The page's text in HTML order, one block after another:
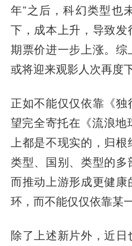
年”之后，科幻类型也
下，成本上升，导致
期票价进一步上涨。
或将迎来观影人次再度下
正如不能仅仅依靠《
望完全寄托在《流浪地
上都是不现实的，归根
类型、国别、类型的
而推动上游形成更健
环，而不能仅仅依靠某
除了上述新片外，近